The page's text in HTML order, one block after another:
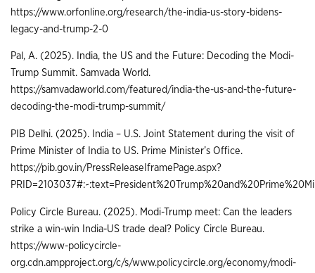
https://www.orfonline.org/research/the-india-us-story-bidens-
legacy-and-trump-2-0
Pal, A. (2025). India, the US and the Future: Decoding the Modi-
Trump Summit. Samvada World.
https://samvadaworld.com/featured/india-the-us-and-the-future-
decoding-the-modi-trump-summit/
PIB Delhi. (2025). India – U.S. Joint Statement during the visit of
Prime Minister of India to US. Prime Minister’s Office.
https://pib.gov.in/PressReleaseIframePage.aspx?
Policy Circle Bureau. (2025). Modi-Trump meet: Can the leaders
strike a win-win India-US trade deal? Policy Circle Bureau.
https://www-policycircle-
org.cdn.ampproject.org/c/s/www.policycircle.org/economy/modi-